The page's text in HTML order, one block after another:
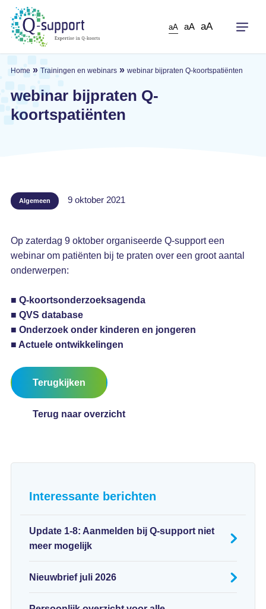
Skip
main
content
aA aA aA
Home » Trainingen en webinars» webinar bijpraten Q-koortspatiënten
webinar bijpraten Q-
koortspatiënten
Algemeen 9 oktober 2021
Op zaterdag 9 oktober organiseerde Q-support een
webinar om patiënten bij te praten over een groot aantal
onderwerpen:
■ Q-koortsonderzoeksagenda
■ QVS database
■ Onderzoek onder kinderen en jongeren
■ Actuele ontwikkelingen
Terugkijken
Terug naar overzicht
Interessante berichten
Update 1-8: Aanmelden bij Q-support niet
meer mogelijk
Nieuwbrief juli 2026